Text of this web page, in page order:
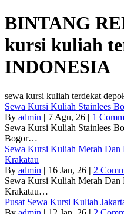
BINTANG
kursi kuliah
INDONESIA
sewa kursi kuliah terdekat
Sewa Kursi Kuliah Stainlees
By admin | 7 Agu, 26 | 1
Sewa Kursi Kuliah Stainlees
Bogor…
Sewa Kursi Kuliah Merah
Krakatau
By admin | 16 Jan, 26 | 2
Sewa Kursi Kuliah Merah
Krakatau…
Pusat Sewa Kursi Kuliah